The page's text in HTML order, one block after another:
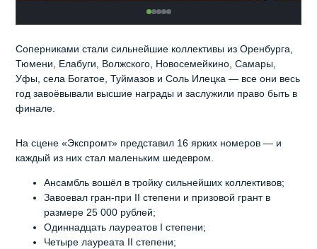
Соперниками стали сильнейшие коллективы из Оренбурга,
Тюмени, Елабуги, Волжского, Новосемейкино, Самары,
Уфы, села Богатое, Туймазов и Соль Илецка — все они весь
год завоёвывали высшие награды и заслужили право быть в
финале.
На сцене «Экспромт» представил 16 ярких номеров — и
каждый из них стал маленьким шедевром.
Ансамбль вошёл в тройку сильнейших коллективов;
Завоевал гран-при II степени и призовой грант в
размере 25 000 рублей;
Одиннадцать лауреатов I степени;
Четыре лауреата II степени;